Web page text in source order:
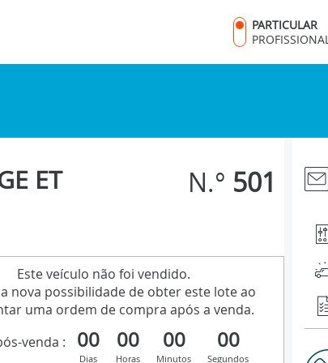
PARTICULAR
PROFISSIONAL
ET N.° 501
Este veículo não foi vendido.
nova possibilidade de obter este lote ao
uma ordem de compra após a venda.
venda :
00
Dias
00
Horas
00
Minutos
00
Segundos